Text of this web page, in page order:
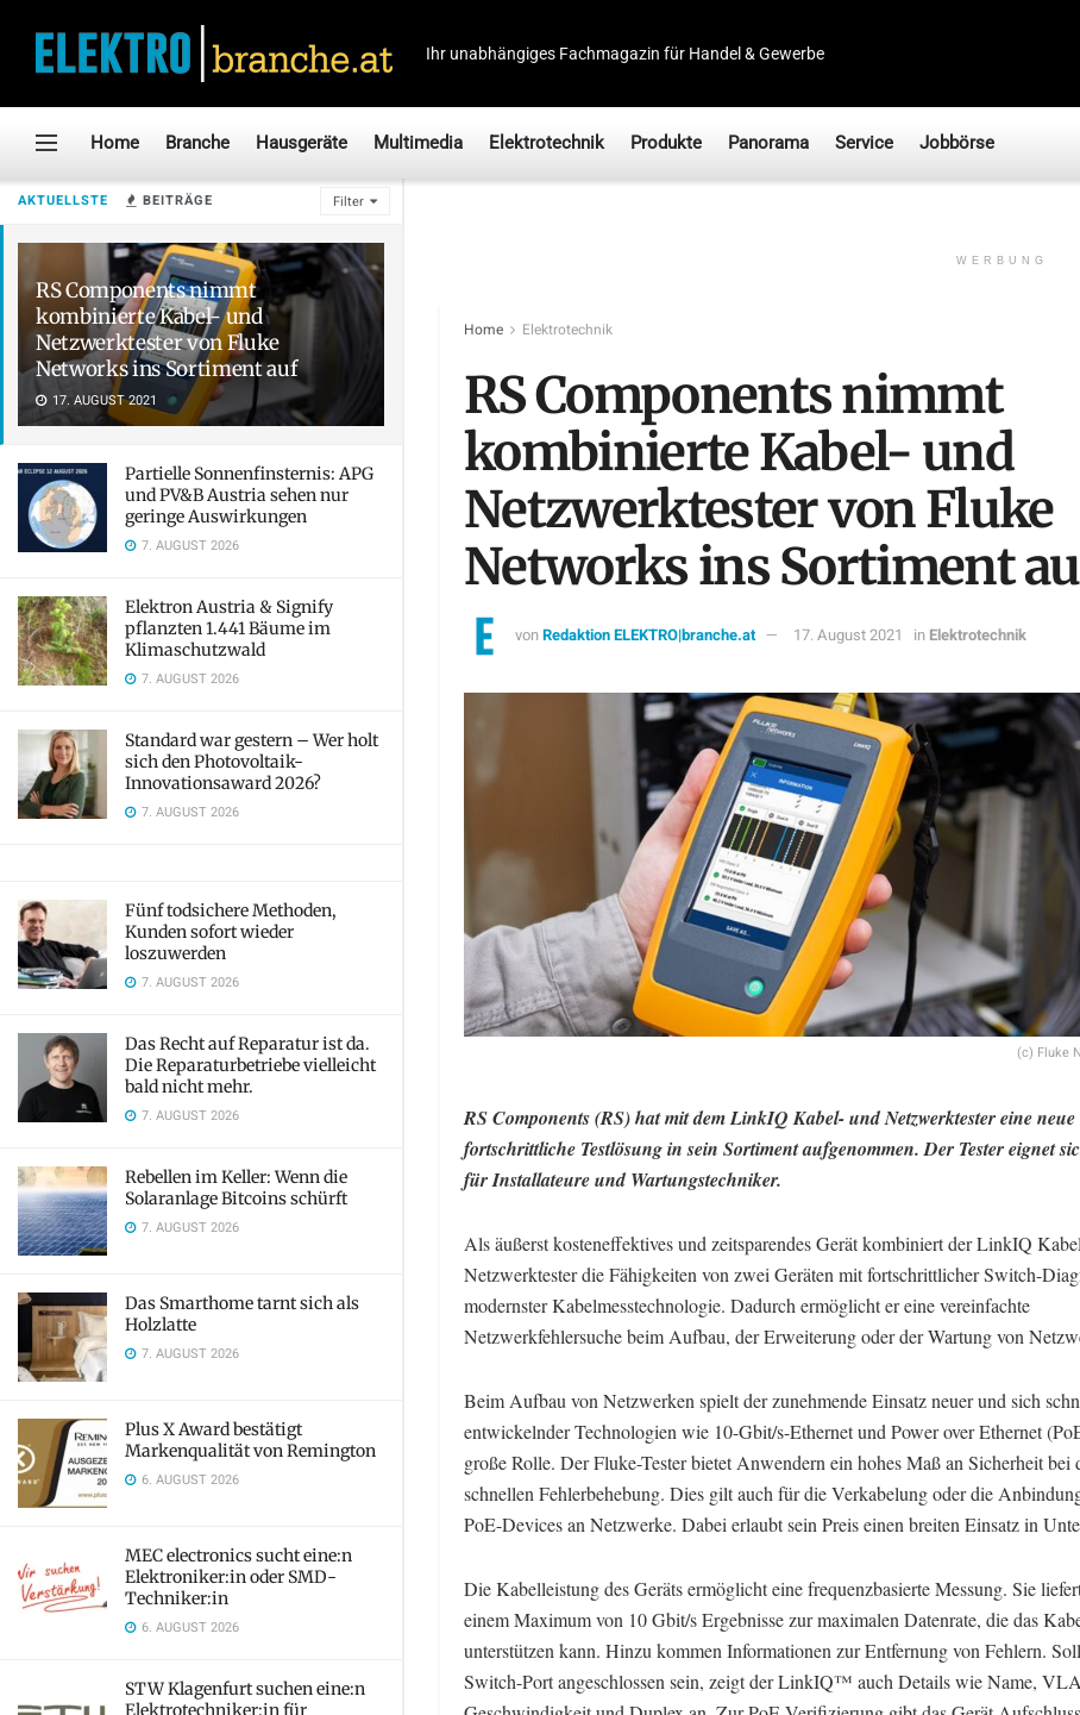
AKTUELLSTE BEITRÄGE Filter
RS Components nimmt
kombinierte Kabel- und
Netzwerktester von Fluke
Networks ins Sortiment auf
17. AUGUST 2021
Partielle Sonnenfinsternis: APG
und PV&B Austria sehen nur
geringe Auswirkungen
7. AUGUST 2026
Elektron Austria & Signify
pflanzten 1.441 Bäume im
Klimaschutzwald
7. AUGUST 2026
Standard war gestern – Wer holt
sich den Photovoltaik-
Innovationsaward 2026?
7. AUGUST 2026
Fünf todsichere Methoden,
Kunden sofort wieder
loszuwerden
7. AUGUST 2026
Das Recht auf Reparatur ist da.
Die Reparaturbetriebe vielleicht
bald nicht mehr.
7. AUGUST 2026
Rebellen im Keller: Wenn die
Solaranlage Bitcoins schürft
7. AUGUST 2026
Das Smarthome tarnt sich als
Holzlatte
7. AUGUST 2026
Plus X Award bestätigt
Markenqualität von Remington
6. AUGUST 2026
MEC electronics sucht eine:n
Elektroniker:in oder SMD-
Techniker:in
6. AUGUST 2026
STW Klagenfurt suchen eine:n
Elektrotechniker:in für
Ihr unabhängiges Fachmagazin für Handel & Gewerbe
Home Branche Hausgeräte Multimedia Elektrotechnik Produkte Panorama Service Jobbörse
WERBUNG
Home Elektrotechnik
RS Components nimmt
kombinierte Kabel- und
Netzwerktester von Fluke
Networks ins Sortiment
vonRedaktion ELEKTRO|branche.at 17. August 2021 in Elektrotechnik
(c) Fluke
RS Components (RS) hat mit dem LinkIQ Kabel- und Netzwerktester eine
fortschrittliche Testlösung in sein Sortiment aufgenommen. Der Tester eignet
für Installateure und Wartungstechniker.
Als äußerst kosteneffektives und zeitsparendes Gerät kombiniert der LinkIQ
Netzwerktester die Fähigkeiten von zwei Geräten mit fortschrittlicher Switch-
modernster Kabelmesstechnologie. Dadurch ermöglicht er eine vereinfachte
Netzwerkfehlersuche beim Aufbau, der Erweiterung oder der Wartung von
Beim Aufbau von Netzwerken spielt der zunehmende Einsatz neuer und sich
entwickelnder Technologien wie 10-Gbit/s-Ethernet und Power over Ethernet
große Rolle. Der Fluke-Tester bietet Anwendern ein hohes Maß an Sicherheit bei
schnellen Fehlerbehebung. Dies gilt auch für die Verkabelung oder die
PoE-Devices an Netzwerke. Dabei erlaubt sein Preis einen breiten Einsatz in
Die Kabelleistung des Geräts ermöglicht eine frequenzbasierte Messung. Sie
einem Maximum von 10 Gbit/s Ergebnisse zur maximalen Datenrate, die das
unterstützen kann. Hinzu kommen Informationen zur Entfernung von Fehlern.
Switch-Port angeschlossen sein, zeigt der LinkIQ™ auch Details wie Name,